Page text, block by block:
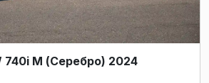
740i M (Серебро) 2024